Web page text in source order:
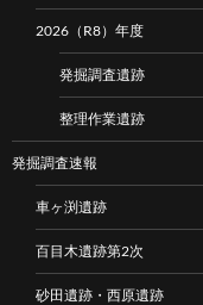
2026（R8）年度
発掘調査遺跡
整理作業遺跡
発掘調査速報
車ヶ渕遺跡
百目木遺跡第2次
砂田遺跡・西原遺跡